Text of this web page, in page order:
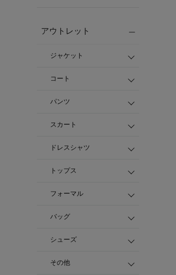
アウトレット
ジャケット
コート
パンツ
スカート
ドレスシャツ
トップス
フォーマル
バッグ
シューズ
その他